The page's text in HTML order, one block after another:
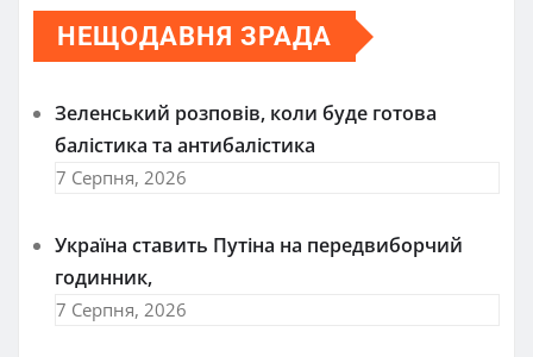
НЕЩОДАВНЯ ЗРАДА
Зеленський розповів, коли буде готова
балістика та антибалістика
7 Серпня, 2026
Україна ставить Путіна на передвиборчий
годинник,
7 Серпня, 2026